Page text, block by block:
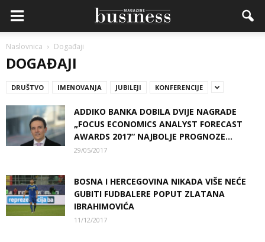
Naslovnica Događaji
DOGAĐAJI
DRUŠTVO IMENOVANJA JUBILEJI KONFERENCIJE
ADDIKO BANKA DOBILA DVIJE NAGRADE
„FOCUS ECONOMICS ANALYST FORECAST
AWARDS 2017“ NAJBOLJE PROGNOZE...
29/05/2017
BOSNA I HERCEGOVINA NIKADA VIŠE NEĆE
GUBITI FUDBALERE POPUT ZLATANA
IBRAHIMOVIĆA
11/12/2017